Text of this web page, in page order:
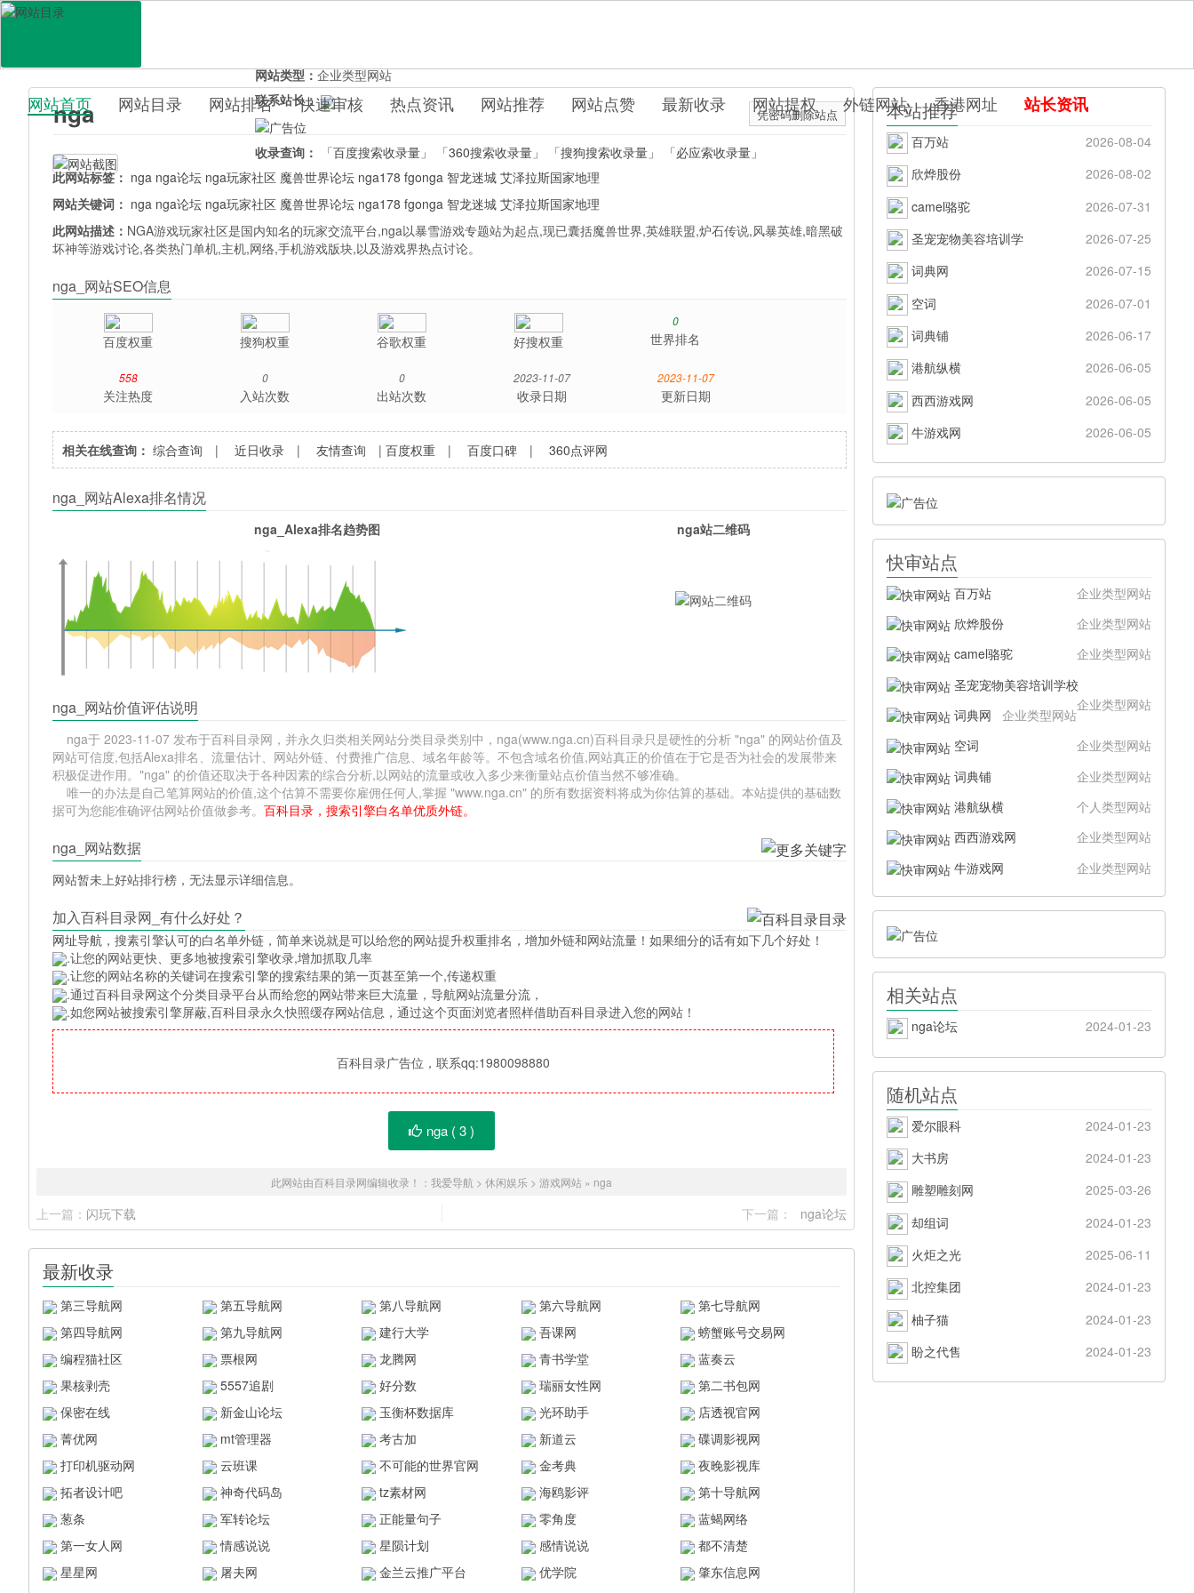
百科目录
网站首页 网站目录 网站排名 快速审核 热点资讯 网站推荐 网站点赞 最新收录 网站提权 外链网站 香港网址 站长资讯
nga 凭密码删除站点
网站类型：企业类型网站
联系站长：
收录查询： 「百度搜索收录量」 「360搜索收录量」 「搜狗搜索收录量」
「必应索收录量」
此网站标签： nga nga论坛 nga玩家社区 魔兽世界论坛 nga178 fgonga 智龙迷城 艾泽拉斯国家地理
网站关键词： nga nga论坛 nga玩家社区 魔兽世界论坛 nga178 fgonga 智龙迷城 艾泽拉斯国家地理
此网站描述： NGA游戏玩家社区是国内知名的玩家交流平台,nga以暴雪游戏专题站为起点,现已囊括魔兽世界,英雄联盟,炉石传说,风暴英雄,暗黑破
坏神等游戏讨论,各类热门单机,主机,网络,手机游戏版块,以及游戏界热点讨论。
nga_网站SEO信息
百度权重 搜狗权重 谷歌权重 好搜权重
0
世界排名
558
关注热度
0
入站次数
0
出站次数
2023-11-07
收录日期
2023-11-07
更新日期
相关在线查询： 综合查询 |近日收录 |友情查询 |百度权重 |百度口碑 |360点评网
nga_网站Alexa排名情况
nga_Alexa排名趋势图 nga站二维码
nga_网站价值评估说明
nga于 2023-11-07 发布于百科目录网，并永久归类相关网站分类目录类别中，nga(www.nga.cn)百科目录只是硬性的分析 "nga" 的网站价值及
网站可信度,包括Alexa排名、流量估计、网站外链、付费推广信息、域名年龄等。不包含域名价值,网站真正的价值在于它是否为社会的发展带来
积极促进作用。"nga" 的价值还取决于各种因素的综合分析,以网站的流量或收入多少来衡量站点价值当然不够准确。
唯一的办法是自己笔算网站的价值,这个估算不需要你雇佣任何人,掌握 "www.nga.cn" 的所有数据资料将成为你估算的基础。本站提供的基础数
据可为您能准确评估网站价值做参考。百科目录，搜索引擎白名单优质外链。
nga_网站数据
网站暂未上好站排行榜，无法显示详细信息。
加入百科目录网_有什么好处？
网址导航 ，搜素引擎认可的白名单外链，简单来说就是可以给您的网站提升权重排名，增加外链和网站流量！如果细分的话有如下几个好处！
.让您的网站更快、更多地被搜索引擎收录,增加抓取几率
.让您的网站名称的关键词在搜索引擎的搜索结果的第一页甚至第一个,传递权重
.通过百科目录网这个分类目录平台从而给您的网站带来巨大流量，导航网站流量分流，
.如您网站被搜索引擎屏蔽,百科目录永久快照缓存网站信息，通过这个页面浏览者照样借助百科目录进入您的网站！
百科目录广告位，联系qq:1980098880
nga (3)
此网站由百科目录网编辑收录！： 我爱导航 > 休闲娱乐 > 游戏网站 » nga
上一篇： 闪玩下载 下一篇： nga论坛
最新收录
第三导航网 第五导航网 第八导航网 第六导航网
第七导航网
第四导航网
第九导航网 建行大学 吾课网
螃蟹账号交易网
编程猫社区
票根网 龙腾网 青书学堂
蓝奏云
果核剥壳
5557追剧 好分数 瑞丽女性网
第二书包网
保密在线
新金山论坛 玉衡杯数据库 光环助手
店透视官网
菁优网
mt管理器 考古加 新道云
碟调影视网
打印机驱动网
云班课 不可能的世界官网 金考典
夜晚影视库
拓者设计吧
神奇代码岛 tz素材网 海鸥影评
第十导航网
葱条
军转论坛 正能量句子 零角度
蓝蝎网络
第一女人网
情感说说 星陨计划 感情说说
都不清楚
星星网
屠夫网 金兰云推广平台 优学院 肇东信息网
本站推荐
百万站
2026-08-04
欣烨股份
2026-08-02
camel骆驼
2026-07-31
圣宠宠物美容培训学
2026-07-25
词典网
2026-07-15
空词
2026-07-01
词典铺
2026-06-17
港航纵横
2026-06-05
西西游戏网
2026-06-05
牛游戏网
2026-06-05
快审站点
百万站
企业类型网站
欣烨股份
企业类型网站
camel骆驼
企业类型网站
圣宠宠物美容培训学校
企业类型网站
词典网
企业类型网站
空词
企业类型网站
词典铺
企业类型网站
港航纵横
个人类型网站
西西游戏网
企业类型网站
牛游戏网
企业类型网站
相关站点
nga论坛 2024-01-23
随机站点
爱尔眼科
2024-01-23
大书房
2024-01-23
雕塑雕刻网
2025-03-26
却组词
2024-01-23
火炬之光
2025-06-11
北控集团
2024-01-23
柚子猫
2024-01-23
盼之代售
2024-01-23